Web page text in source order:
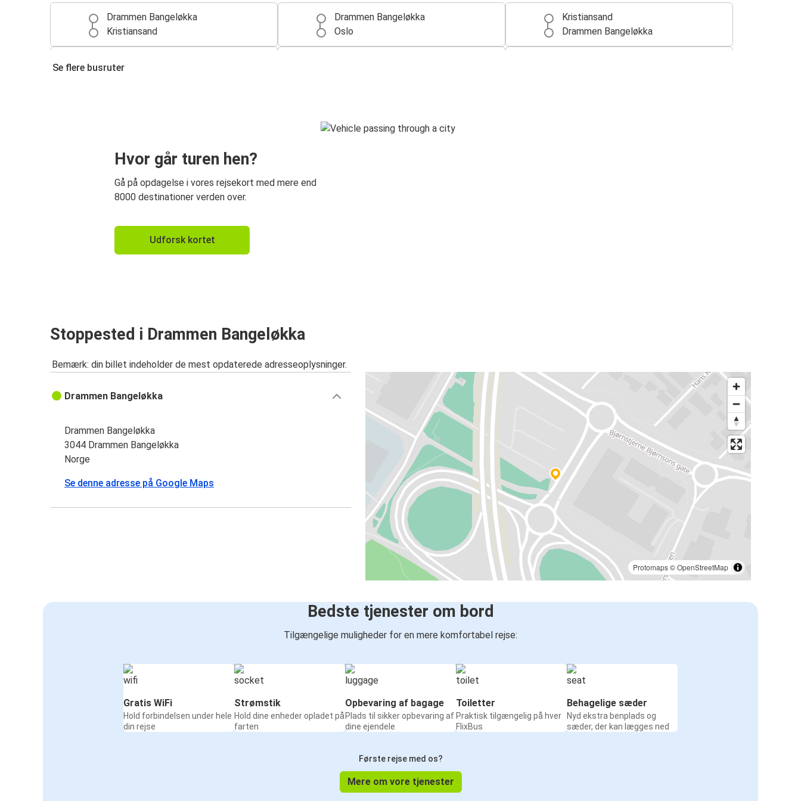
Drammen Bangeløkka
Kristiansand
Drammen Bangeløkka
Oslo
Kristiansand
Drammen Bangeløkka
Tangen (Kragerø)
Drammen Bangeløkka
Se flere busruter
Hvor går turen hen?
Gå på opdagelse i vores rejsekort med mere end
8000 destinationer verden over.
Udforsk kortet
Stoppested i Drammen Bangeløkka
Bemærk: din billet indeholder de mest opdaterede adresseoplysninger.
Protomaps©OpenStreetMap
Drammen Bangeløkka
Drammen Bangeløkka
3044 Drammen Bangeløkka
Norge
Se denne adresse på Google Maps
Bedste tjenester om bord
Tilgængelige muligheder for en mere komfortabel rejse:
Gratis WiFi
Hold forbindelsen under hele
din rejse
Strømstik
Hold dine enheder opladet på
farten
Opbevaring af bagage
Plads til sikker opbevaring af
dine ejendele
Toiletter
Praktisk tilgængelig på hver
FlixBus
Behagelige sæder
Nyd ekstra benplads og
sæder, der kan lægges ned
Første rejse med os?
Mere om vore tjenester